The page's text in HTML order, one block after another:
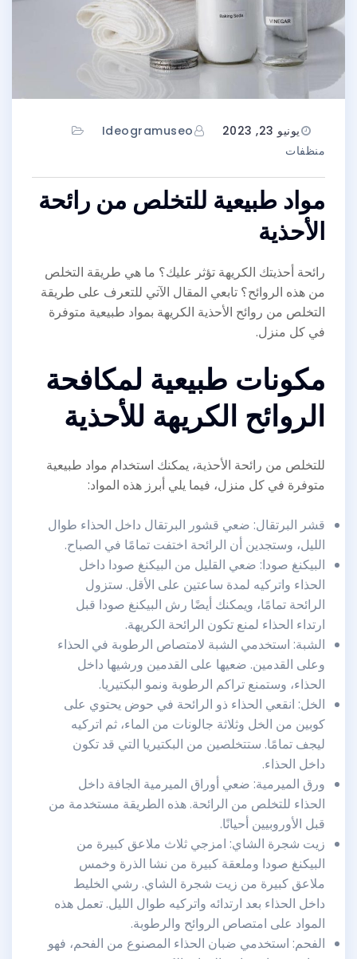
يونيو 23, 2023
Ideogramuseo
منظفات
مواد طبيعية للتخلص من رائحة
الأحذية
رائحة أحذيتك الكريهة تؤثر عليك؟ ما هي طريقة التخلص
من هذه الروائح؟ تابعي المقال الآتي للتعرف على طريقة
التخلص من روائح الأحذية الكريهة بمواد طبيعية متوفرة
في كل منزل.
مكونات طبيعية لمكافحة
الروائح الكريهة للأحذية
للتخلص من رائحة الأحذية، يمكنك استخدام مواد طبيعية
متوفرة في كل منزل، فيما يلي أبرز هذه المواد:
قشر البرتقال: ضعي قشور البرتقال داخل الحذاء طوال
الليل، وستجدين أن الرائحة اختفت تمامًا في الصباح.
البيكنغ صودا: ضعي القليل من البيكنغ صودا داخل
الحذاء واتركيه لمدة ساعتين على الأقل. ستزول
الرائحة تمامًا، ويمكنك أيضًا رش البيكنغ صودا قبل
ارتداء الحذاء لمنع تكون الرائحة الكريهة.
الشبة: استخدمي الشبة لامتصاص الرطوبة في الحذاء
وعلى القدمين. ضعيها على القدمين ورشيها داخل
الحذاء، وستمنع تراكم الرطوبة ونمو البكتيريا.
الخل: انقعي الحذاء ذو الرائحة في حوض يحتوي على
كوبين من الخل وثلاثة جالونات من الماء، ثم اتركيه
ليجف تمامًا. ستتخلصين من البكتيريا التي قد تكون
داخل الحذاء.
ورق الميرمية: ضعي أوراق الميرمية الجافة داخل
الحذاء للتخلص من الرائحة. هذه الطريقة مستخدمة من
قبل الأوروبيين أحيانًا.
زيت شجرة الشاي: امزجي ثلاث ملاعق كبيرة من
البيكنغ صودا وملعقة كبيرة من نشا الذرة وخمس
ملاعق كبيرة من زيت شجرة الشاي. رشي الخليط
داخل الحذاء بعد ارتدائه واتركيه طوال الليل. تعمل هذه
المواد على امتصاص الروائح والرطوبة.
الفحم: استخدمي ضبان الحذاء المصنوع من الفحم، فهو